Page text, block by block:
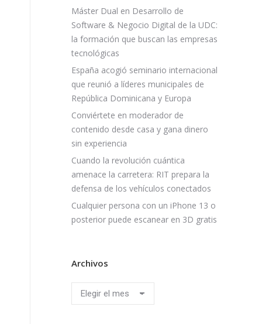
Máster Dual en Desarrollo de
Software & Negocio Digital de la UDC:
la formación que buscan las empresas
tecnológicas
España acogió seminario internacional
que reunió a líderes municipales de
República Dominicana y Europa
Conviértete en moderador de
contenido desde casa y gana dinero
sin experiencia
Cuando la revolución cuántica
amenace la carretera: RIT prepara la
defensa de los vehículos conectados
Cualquier persona con un iPhone 13 o
posterior puede escanear en 3D gratis
Archivos
Archivos